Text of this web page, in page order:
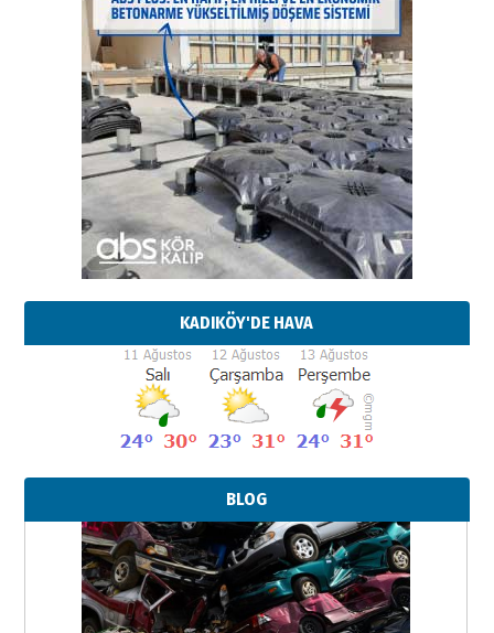
KADIKÖY'DE HAVA
BLOG